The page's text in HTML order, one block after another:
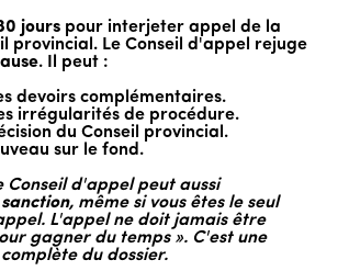
jours pour interjeter appel de la
provincial. Le Conseil d'appel rejuge
. Il peut :
devoirs complémentaires.
irrégularités de procédure.
du Conseil provincial.
sur le fond.
Conseil d'appel peut aussi
, même si vous êtes le seul
L'appel ne doit jamais être
gagner du temps ». C'est une
du dossier.